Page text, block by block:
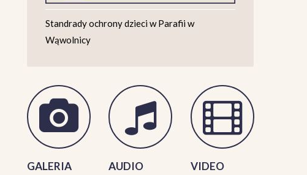
Standrady ochrony dzieci w Parafii w
Wąwolnicy
GALERIA AUDIO VIDEO